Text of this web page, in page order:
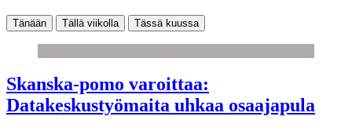
Tänään Tällä viikolla Tässä kuussa
Skanska-pomo varoittaa:
Datakeskustyömaita uhkaa osaajapula